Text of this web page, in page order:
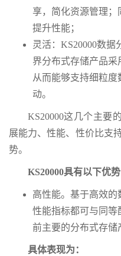
享，简化资源管理
提升性能；
灵活：KS20000数
界分布式存储产品采
从而能够支持细粒
动。
KS20000这几个主要
展能力、性能、性价比支
势。
KS20000具有以下优势
高性能。基于高效的
性能指标都可与同等
前主要的分布式存储
具体表现为：